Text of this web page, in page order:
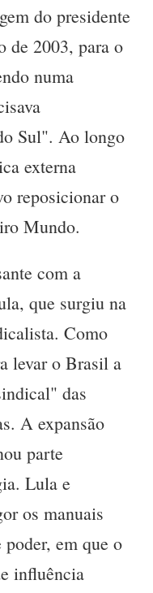
do presidente
de 2003, para o
numa
Sul". Ao longo
externa
reposicionar o
Mundo.
com a
que surgiu na
Como
levar o Brasil a
das
A expansão
parte
Lula e
os manuais
em que o
influência